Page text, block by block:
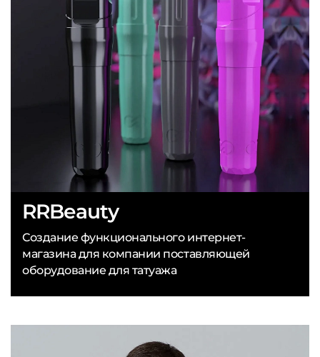
RRBeauty
Создание функционального интернет-
магазина для компании поставляющей
оборудование для татуажа